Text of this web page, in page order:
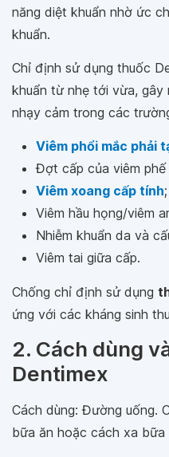
năng diệt khuẩn nhờ ức
khuẩn.
Chỉ định sử dụng thuốc
khuẩn từ nhẹ tới vừa, gây
nhạy cảm trong các
Viêm phổi mắc phải
Đợt cấp của viêm phế
Viêm xoang cấp tính;
Viêm hầu họng/viêm
Nhiễm khuẩn da và
Viêm tai giữa cấp.
Chống chỉ định sử dụng
ứng với các kháng sinh
2. Cách dùng
Dentimex
Cách dùng: Đường uống.
bữa ăn hoặc cách xa bữa